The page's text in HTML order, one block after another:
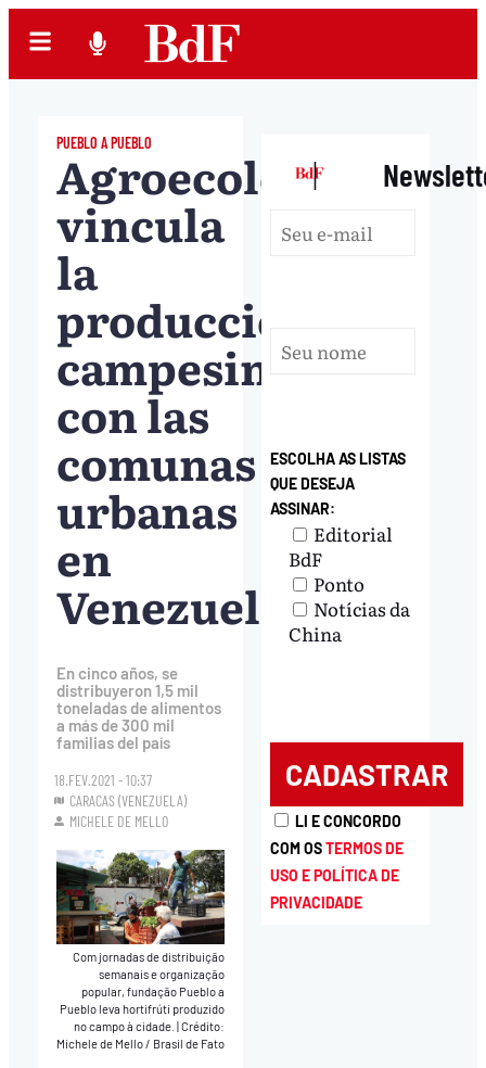
PUEBLO A PUEBLO
Agroecología
vincula
la
producción
campesina
con las
comunas
urbanas
en
Venezuela
En cinco años, se
distribuyeron 1,5 mil
toneladas de alimentos
a más de 300 mil
familias del país
18.FEV.2021 - 10:37
CARACAS (VENEZUELA)
MICHELE DE MELLO
Com jornadas de distribuição
semanais e organização
popular, fundação Pueblo a
Pueblo leva hortifrúti produzido
no campo à cidade.|Crédito:
Michele de Mello / Brasil de Fato
|
ESCOLHA AS LISTAS
QUE DESEJA
ASSINAR:
Editorial
BdF
Ponto
Notícias da
China
LI E CONCORDO
COM OSTERMOS DE
USO E POLÍTICA DE
PRIVACIDADE